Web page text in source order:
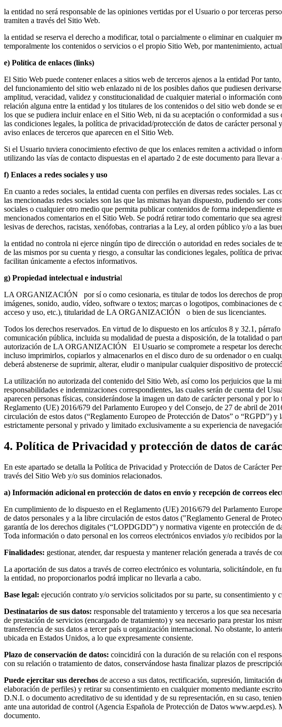
la entidad no será responsable de las opiniones vertidas por el Usuario o por terceras
tramiten a través del Sitio Web.
la entidad se reserva el derecho a modificar, total o parcialmente o eliminar en cualquier
temporalmente los contenidos o servicios o el propio Sitio Web, por mantenimiento,
e) Política de enlaces (links)
El Sitio Web puede contener enlaces a sitios web de terceros ajenos a la entidad Por
del funcionamiento del sitio web enlazado ni de los posibles daños que pudiesen
amplitud, veracidad, validez y constitucionalidad de cualquier material o información
relación alguna entre la entidad y los titulares de los contenidos o del sitio web donde
los que se pudiera incluir enlace en el Sitio Web, ni da su aceptación o conformidad a
las condiciones legales, la política de privacidad/protección de datos de carácter
aviso enlaces de terceros que aparecen en el Sitio Web.
Si el Usuario tuviera conocimiento efectivo de que los enlaces remiten a actividad o
utilizando las vías de contacto dispuestas en el apartado 2 de este documento para llevar
f) Enlaces a redes sociales y uso
En cuanto a redes sociales, la entidad cuenta con perfiles en diversas redes sociales.
las mencionadas redes sociales son las que las mismas hayan dispuesto, pudiendo ser
sociales o cualquier otro medio que permita publicar contenidos de forma independiente
mencionados comentarios en el Sitio Web. Se podrá retirar todo comentario que sea
lesivas de derechos, racistas, xenófobas, contrarias a la Ley, al orden público y/o a las
la entidad no controla ni ejerce ningún tipo de dirección o autoridad en redes sociales de
de las mismos por su cuenta y riesgo, a consultar las condiciones legales, política de
facilitan únicamente a efectos informativos.
g) Propiedad intelectual e industrial
LA ORGANIZACIÓN por sí o como cesionaria, es titular de todos los derechos de
imágenes, sonido, audio, vídeo, software o textos; marcas o logotipos, combinaciones
acceso y uso, etc.), titularidad de LA ORGANIZACIÓN o bien de sus licenciantes.
Todos los derechos reservados. En virtud de lo dispuesto en los artículos 8 y 32.1,
comunicación pública, incluida su modalidad de puesta a disposición, de la totalidad o
autorización de LA ORGANIZACIÓN El Usuario se compromete a respetar los
incluso imprimirlos, copiarlos y almacenarlos en el disco duro de su ordenador o en
deberá abstenerse de suprimir, alterar, eludir o manipular cualquier dispositivo de
La utilización no autorizada del contenido del Sitio Web, así como los perjuicios que la
responsabilidades e indemnizaciones correspondientes, las cuales serán de cuenta del
aparecen personas físicas, considerándose la imagen un dato de carácter personal y por
Reglamento (UE) 2016/679 del Parlamento Europeo y del Consejo, de 27 de abril de
circulación de estos datos (“Reglamento Europeo de Protección de Datos” o “RGPD”)
estrictamente personal y privado y limitado exclusivamente a su experiencia de
4. Política de Privacidad y protección de datos de
En este apartado se detalla la Política de Privacidad y Protección de Datos de Carácter
través del Sitio Web y/o sus dominios relacionados.
a) Información adicional en protección de datos en envío y recepción de correos
En cumplimiento de lo dispuesto en el Reglamento (UE) 2016/679 del Parlamento
de datos personales y a la libre circulación de estos datos ("Reglamento General de
garantía de los derechos digitales (“LOPDGDD”) y normativa vigente en protección de
Toda información o dato personal en los correos electrónicos enviados y/o recibidos por
Finalidades: gestionar, atender, dar respuesta y mantener relación generada a través de
La aportación de sus datos a través de correo electrónico es voluntaria, solicitándole, en
la entidad, no proporcionarlos podrá implicar no llevarla a cabo.
Base legal: ejecución contrato y/o servicios solicitados por su parte, su consentimiento y
Destinatarios de sus datos: responsable del tratamiento y terceros a los que sea
de prestación de servicios (encargado de tratamiento) y sea necesario para prestar los
transferencia de sus datos a tercer país u organización internacional. No obstante, lo
ubicada en Estados Unidos, a lo que expresamente consiente.
Plazo de conservación de datos: coincidirá con la duración de su relación con el
con su relación o tratamiento de datos, conservándose hasta finalizar plazos de
Puede ejercitar sus derechos de acceso a sus datos, rectificación, supresión, limitación
elaboración de perfiles) y retirar su consentimiento en cualquier momento mediante
D.N.I. o documento acreditativo de su identidad y de su representación, en su caso,
ante una autoridad de control (Agencia Española de Protección de Datos
documento.